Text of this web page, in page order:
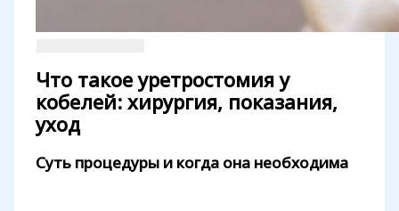
Что такое уретростомия у
кобелей: хирургия, показания,
уход
Суть процедуры и когда она необходима